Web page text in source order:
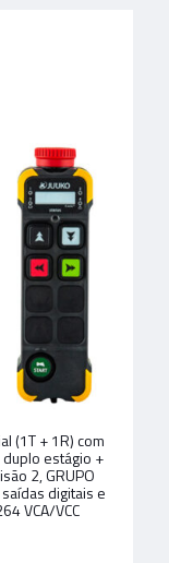
(1T + 1R) com
estágio +
2, GRUPO
digitais e
VCA/VCC